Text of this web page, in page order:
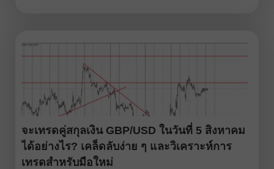
เฉยต่อการใช้นโยบายการเงินแบบตึงตัวของ
จะเทรดคู่สกุลเงิน GBP/USD ในวันที่ 5 สิงหาคม
ได้อย่างไร? เคล็ดลับง่าย ๆ และวิเคราะห์การ
เทรดสำหรับมือใหม่